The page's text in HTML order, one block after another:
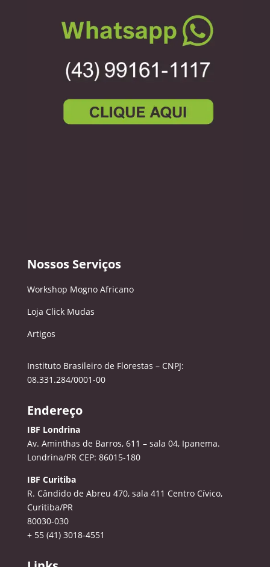
Nossos Serviços
Workshop Mogno Africano
Loja Click Mudas
Artigos
Instituto Brasileiro de Florestas – CNPJ:
08.331.284/0001-00
Endereço
IBF Londrina
Av. Aminthas de Barros, 611 – sala 04, Ipanema.
Londrina/PR CEP: 86015-180
IBF Curitiba
R. Cândido de Abreu 470, sala 411 Centro Cívico,
Curitiba/PR
80030-030
+ 55 (41) 3018-4551